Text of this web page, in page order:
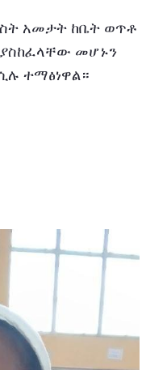
አመታት ከቤት ወጥቶ
መሆኑን
ተማፅነዋል።